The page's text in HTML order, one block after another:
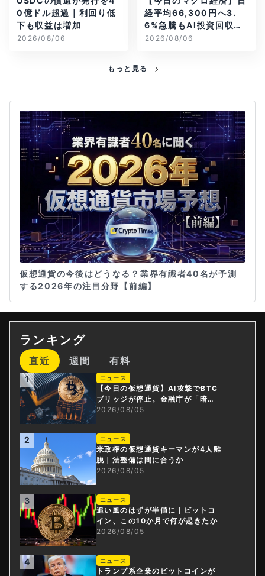
0億ドル超過｜利回り低
下も収益は増加
2026/08/06
経平均66,300円へ3.
6%急騰もAI投資回収懸
念が再燃
2026/08/06
もっと見る
仮想通貨の今後はどうなる？業界有識者40名が予測
する2026年の注目分野【前編】
ランキング
直近 週間 有料
1 ニュース
【今日の仮想通貨】AI攻撃でBTC
ブリッジが停止。金融庁が「暗号
資産・ステーブルコイン課」新設
2026/08/05
2 ニュース
米政権の仮想通貨キーマンが4人離
脱｜法整備は間に合うか
2026/08/05
3 ニュース
追い風のはずが半値に｜ビットコ
イン、この10か月で何が起きたか
2026/08/05
4 ニュース
トランプ系企業のビットコインが